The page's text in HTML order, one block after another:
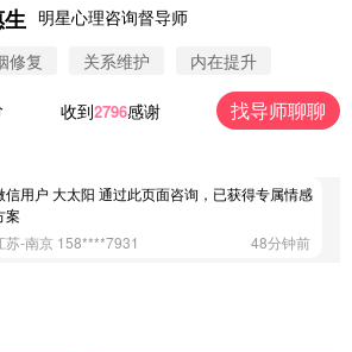
明星心理咨询督导师
修复
关系维护 内在提升
收到2796感谢 找导师聊聊
江-杭州 183****4847
信用户 Vnno 通过此页面咨询，已获得专属情感方
东-深圳 139****2256
15分钟前
微信用户 大太阳 通过此页面咨询，已获得专属情感
信用户 安康 通过此页面咨询，已获得专属情感方